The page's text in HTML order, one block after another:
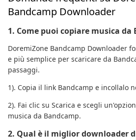
Bandcamp Downloader
1. Come puoi copiare musica da
DoremiZone Bandcamp Downloader
e più semplice per scaricare da
passaggi.
1). Copia il link Bandcamp e incollalo
2). Fai clic su Scarica e scegli
musica da Bandcamp.
2. Qual è il miglior downloader